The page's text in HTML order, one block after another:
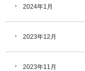
2024年1月
2023年12月
2023年11月